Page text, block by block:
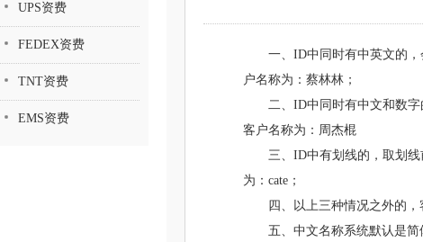
UPS资费
FEDEX资费
TNT资费
EMS资费
一、ID中同时有中英文的
户名称为：蔡林林；
二、ID中同时有中文和数
客户名称为：周杰棍
三、ID中有划线的，取划线
为：cate；
四、以上三种情况之外的，
五、中文名称系统默认是简